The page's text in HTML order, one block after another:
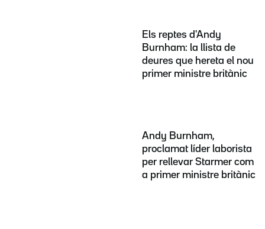
Els reptes d'Andy
Burnham: la llista de
deures que hereta el nou
primer ministre britànic
Andy Burnham,
proclamat líder laborista
per rellevar Starmer com
a primer ministre britànic